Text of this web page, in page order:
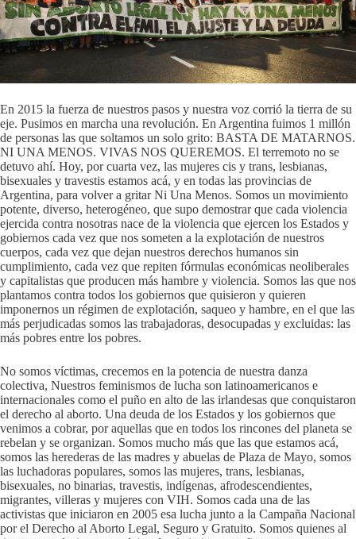
En 2015 la fuerza de nuestros pasos y nuestra voz corrió la tierra de su
eje. Pusimos en marcha una revolución. En Argentina fuimos 1 millón
de personas las que soltamos un solo grito: BASTA DE MATARNOS.
NI UNA MENOS. VIVAS NOS QUEREMOS. El terremoto no se
detuvo ahí. Hoy, por cuarta vez, las mujeres cis y trans, lesbianas,
bisexuales y travestis estamos acá, y en todas las provincias de
Argentina, para volver a gritar Ni Una Menos. Somos un movimiento
potente, diverso, heterogéneo, que supo demostrar que cada violencia
ejercida contra nosotras nace de la violencia que ejercen los Estados y
gobiernos cada vez que nos someten a la explotación de nuestros
cuerpos, cada vez que dejan nuestros derechos humanos sin
cumplimiento, cada vez que repiten fórmulas económicas neoliberales
y capitalistas que producen más hambre y violencia. Somos las que nos
plantamos contra todos los gobiernos que quisieron y quieren
imponernos un régimen de explotación, saqueo y hambre, en el que las
más perjudicadas somos las trabajadoras, desocupadas y excluidas: las
más pobres entre los pobres.
No somos víctimas, crecemos en la potencia de nuestra danza
colectiva, Nuestros feminismos de lucha son latinoamericanos e
internacionales como el puño en alto de las irlandesas que conquistaron
el derecho al aborto. Una deuda de los Estados y los gobiernos que
venimos a cobrar, por aquellas que en todos los rincones del planeta se
rebelan y se organizan. Somos mucho más que las que estamos acá,
somos las herederas de las madres y abuelas de Plaza de Mayo, somos
las luchadoras populares, somos las mujeres, trans, lesbianas,
bisexuales, no binarias, travestis, indígenas, afrodescendientes,
migrantes, villeras y mujeres con VIH. Somos cada una de las
activistas que iniciaron en 2005 esa lucha junto a la Campaña Nacional
por el Derecho al Aborto Legal, Seguro y Gratuito. Somos quienes al